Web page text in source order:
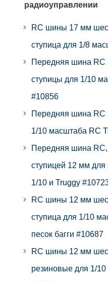
радиоуправлении
RC шины 17 мм
ступица для 1/8
Передняя шина RC
ступицы для 1/10
#10856
Передняя шина RC
1/10 масштаба RC
Передняя шина RC,
ступицей 12 мм для
1/10 и Truggy
RC шины 12 мм
ступица для 1/10
песок багги #10687
RC шины 12 мм
резиновые для 1/10